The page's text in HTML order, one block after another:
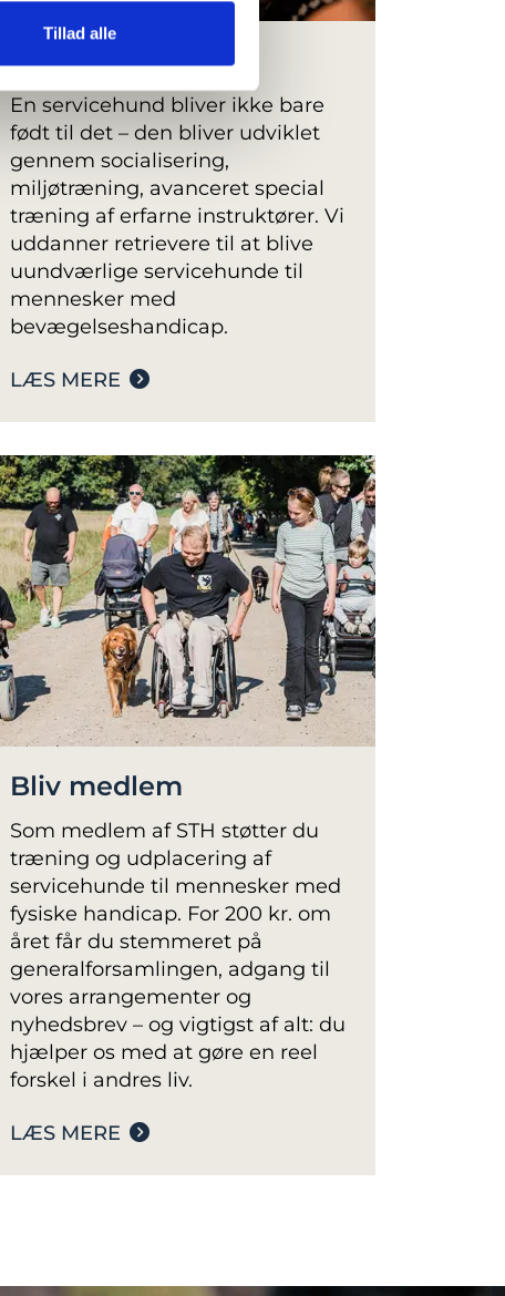
Tillad alle
Servicehunde
En servicehund bliver ikke bare
født til det – den bliver udviklet
gennem socialisering,
miljøtræning, avanceret special
træning af erfarne instruktører. Vi
uddanner retrievere til at blive
uundværlige servicehunde til
mennesker med
bevægelseshandicap.
LÆS MERE
Bliv medlem
Som medlem af STH støtter du
træning og udplacering af
servicehunde til mennesker med
fysiske handicap. For 200 kr. om
året får du stemmeret på
generalforsamlingen, adgang til
vores arrangementer og
nyhedsbrev – og vigtigst af alt: du
hjælper os med at gøre en reel
forskel i andres liv.
LÆS MERE